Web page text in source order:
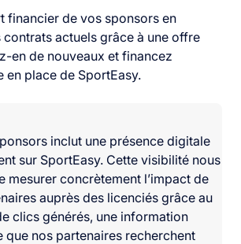
financier de vos sponsors en
actuels grâce à une offre
en de nouveaux et financez
en place de SportEasy.
inclut une présence digitale
sur SportEasy. Cette visibilité nous
mesurer concrètement l’impact de
auprès des licenciés grâce au
clics générés, une information
que nos partenaires recherchent